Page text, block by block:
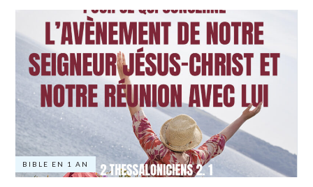
BIBLE EN 1 AN